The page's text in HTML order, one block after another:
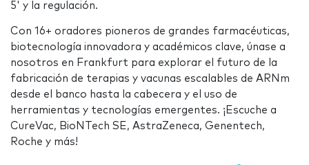
5' y la regulación.
Con 16+ oradores pioneros de grandes farmacéuticas,
biotecnología innovadora y académicos clave, únase a
nosotros en Frankfurt para explorar el futuro de la
fabricación de terapias y vacunas escalables de ARNm
desde el banco hasta la cabecera y el uso de
herramientas y tecnologías emergentes. ¡Escuche a
CureVac, BioNTech SE, AstraZeneca, Genentech,
Roche y más!